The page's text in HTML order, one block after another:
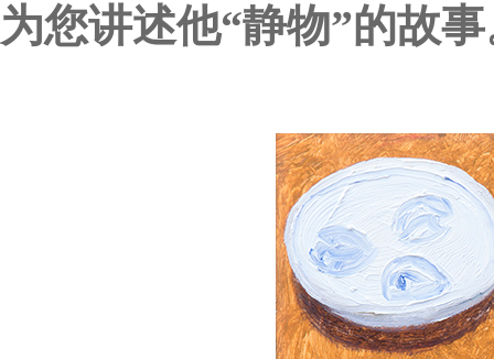
为您讲述他“静物”的故